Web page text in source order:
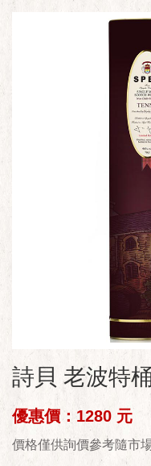
詩貝 老波特
優惠價：1280 元
價格僅供詢價參考隨市